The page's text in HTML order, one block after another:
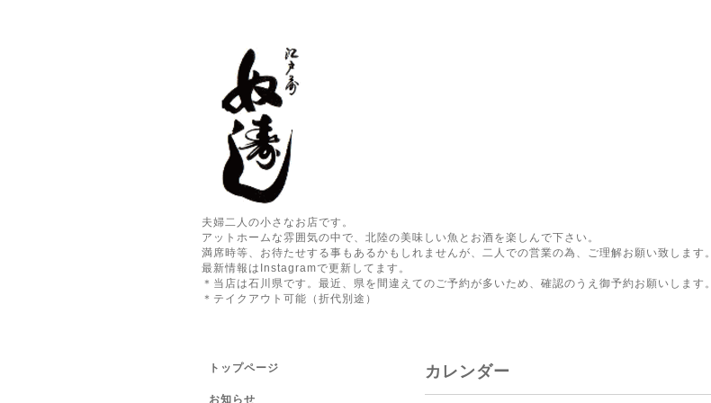
夫婦二人の小さなお店です。
アットホームな雰囲気の中で、北陸の美味しい魚とお酒を楽しんで下さい。
満席時等、お待たせする事もあるかもしれませんが、二人での営業の為、ご理解お願い致します。
最新情報はInstagramで更新してます。
＊当店は石川県です。最近、県を間違えてのご予約が多いため、確認のうえ御予約お願いします。
＊テイクアウト可能（折代別途）
カレンダー
トップページ
お知らせ